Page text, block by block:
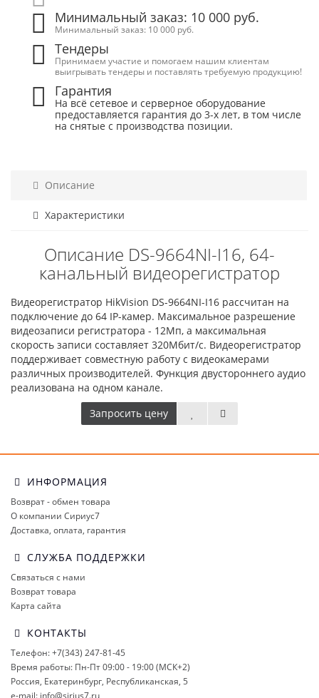
Минимальный заказ: 10 000 руб.
Минимальный заказ: 10 000 руб.
Тендеры
Принимаем участие и помогаем нашим клиентам
выигрывать тендеры и поставлять требуемую продукцию!
Гарантия
На всё сетевое и серверное оборудование
предоставляется гарантия до 3-х лет, в том числе
на снятые с производства позиции.
Описание
Характеристики
Описание DS-9664NI-I16, 64-
канальный видеорегистратор
Видеорегистратор HikVision DS-9664NI-I16 рассчитан на
подключение до 64 IP-камер. Максимальное разрешение
видеозаписи регистратора - 12Мп, а максимальная
скорость записи составляет 320Мбит/с. Видеорегистратор
поддерживает совместную работу с видеокамерами
различных производителей. Функция двустороннего аудио
реализована на одном канале.
Запросить цену
ИНФОРМАЦИЯ
Возврат - обмен товара
О компании Сириус7
Доставка, оплата, гарантия
СЛУЖБА ПОДДЕРЖКИ
Связаться с нами
Возврат товара
Карта сайта
КОНТАКТЫ
Телефон: +7(343) 247-81-45
Время работы: Пн-Пт 09:00 - 19:00 (МСК+2)
Россия, Екатеринбург, Республиканская, 5